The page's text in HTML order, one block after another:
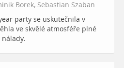
Borek, Sebastian Szaban
party se uskutečnila v
ve skvělé atmosféře plné